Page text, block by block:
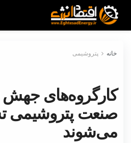
خانه پتروشیمی
کارگروه‌های جهش
صنعت پتروشیمی
می‌شوند